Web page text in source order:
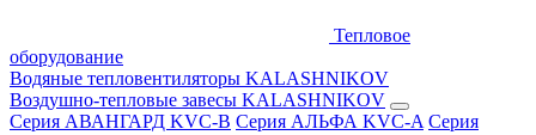
Тепловое
оборудование
Водяные тепловентиляторы KALASHNIKOV
Воздушно-тепловые завесы KALASHNIKOV
Серия АВАНГАРД KVC-B Серия АЛЬФА KVC-A Серия